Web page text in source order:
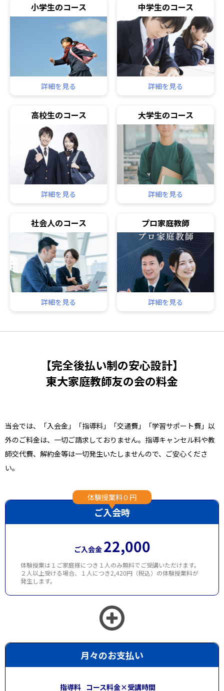
小学生のコース
詳細を見る
中学生のコース
詳細を見る
高校生のコース
詳細を見る
大学生のコース
詳細を見る
社会人のコース
詳細を見る
プロ家庭教師
詳細を見る
【完全後払い制の安心設計】
東大家庭教師友の会の料金
当会では、「入会金」「指導料」「交通費」「学習サポート費」以
外のご料金は、一切ご請求しておりません。指導キャンセル料や教
師交代費、解約金等は一切発生いたしませんので、ご安心くださ
い。
ご入会時
体験授業料０円
ご入会金 22,000
体験授業は１ご家庭様につき１人のみ無料でご受講いただけます。
２人以上受ける場合、１人につき2,420円（税込）の体験授業料が
発生します。
月々のお支払い
指導料 コース料金×受講時間